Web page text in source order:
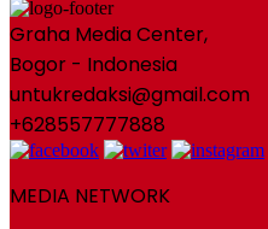
Graha Media Center,
Bogor - Indonesia
untukredaksi@gmail.com
+628557777888
MEDIA NETWORK